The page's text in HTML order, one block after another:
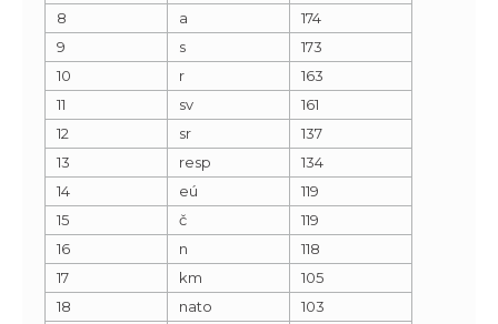
8
a
174
9
s
173
10
r
163
11
sv
161
12
sr
137
13
resp
134
14
eú
119
15
č
119
16
n
118
17
km
105
18
nato
103